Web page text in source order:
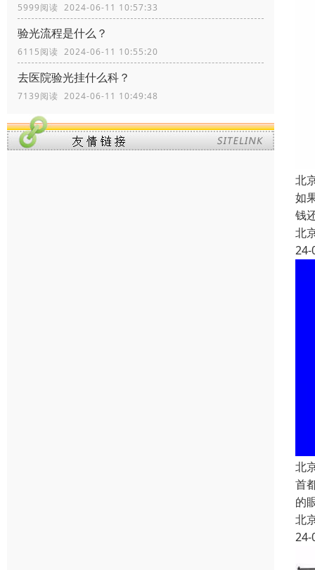
5999阅读 2024-06-11 10:57:33
验光流程是什么？
6115阅读 2024-06-11 10:55:20
去医院验光挂什么科？
7139阅读 2024-06-11 10:49:48
北
如
钱
北
24-
北
首
的
北
24-